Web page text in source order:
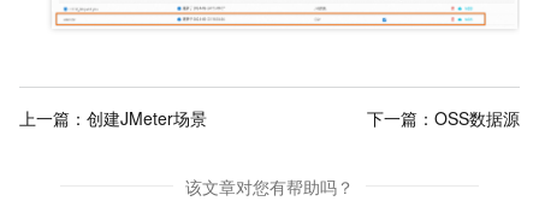
上一篇： 创建JMeter场景 下一篇： OSS数据源
该文章对您有帮助吗？